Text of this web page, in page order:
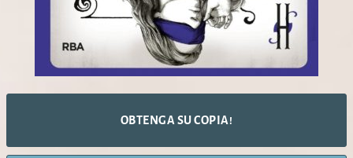
OBTENGA SU COPIA!